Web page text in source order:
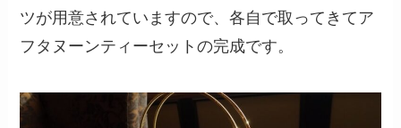
ツが用意されていますので、各自で取ってきてア
フタヌーンティーセットの完成です。